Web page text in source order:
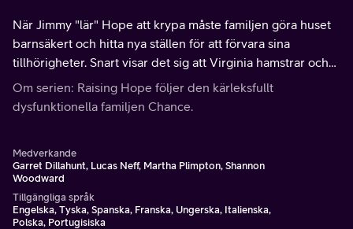
När Jimmy "lär" Hope att krypa måste familjen göra huset
barnsäkert och hitta nya ställen för att förvara sina
tillhörigheter. Snart visar det sig att Virginia hamstrar och
har sparat skräp i skjulet, som blir Hopes nya
favoritgömställe.
Om serien: Raising Hope följer den kärleksfullt
dysfunktionella familjen Chance.
Medverkande
Garret Dillahunt, Lucas Neff, Martha Plimpton, Shannon
Woodward
Tillgängliga språk
Engelska, Tyska, Spanska, Franska, Ungerska, Italienska,
Polska, Portugisiska